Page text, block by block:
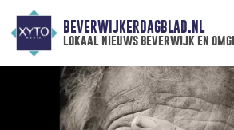
BEVERWIJKERDAGBLAD.NL
lokaal nieuws beverwijk en